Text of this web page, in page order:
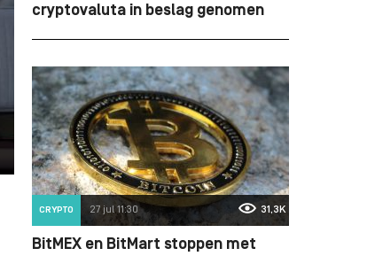
cryptovaluta in beslag genomen
CRYPTO 27 jul 11:30 31,3K
BitMEX en BitMart stoppen met